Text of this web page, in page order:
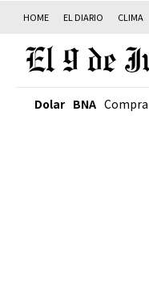
HOME EL DIARIO CLIMA
Dolar BNA Compra